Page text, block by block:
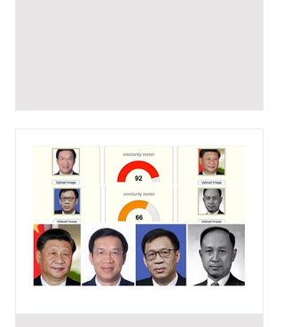
影：金庸的30个人生片断》明起连载